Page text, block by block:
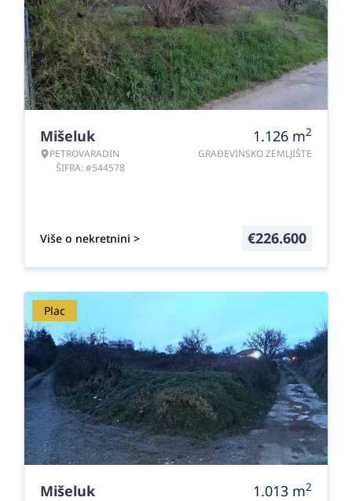
Mišeluk
PETROVARADIN
ŠIFRA: #544578
1.126 m2
GRAĐEVINSKO ZEMLJIŠTE
Više o nekretnini > €226.600
Plac
Mišeluk 1.013 m2